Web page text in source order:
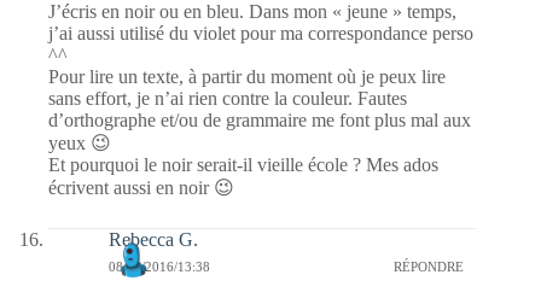
J’écris en noir ou en bleu. Dans mon « jeune » temps,
j’ai aussi utilisé du violet pour ma correspondance perso
^^
Pour lire un texte, à partir du moment où je peux lire
sans effort, je n’ai rien contre la couleur. Fautes
d’orthographe et/ou de grammaire me font plus mal aux
yeux 😉
Et pourquoi le noir serait-il vieille école ? Mes ados
écrivent aussi en noir 😉
Rebecca G.
08/08/2016/13:38 RÉPONDRE